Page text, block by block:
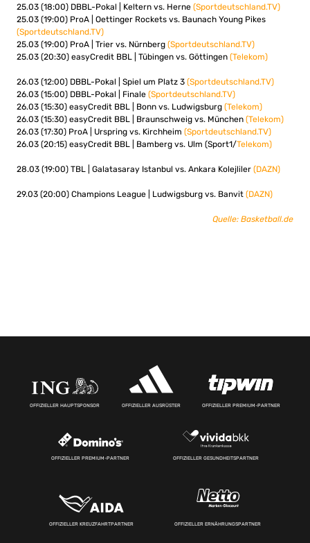
25.03 (18:00) DBBL-Pokal | Keltern vs. Herne (Sportdeutschland.TV)
25.03 (19:00) ProA | Oettinger Rockets vs. Baunach Young Pikes
(Sportdeutschland.TV)
25.03 (19:00) ProA | Trier vs. Nürnberg (Sportdeutschland.TV)
25.03 (20:30) easyCredit BBL | Tübingen vs. Göttingen (Telekom)
26.03 (12:00) DBBL-Pokal | Spiel um Platz 3 (Sportdeutschland.TV)
26.03 (15:00) DBBL-Pokal | Finale (Sportdeutschland.TV)
26.03 (15:30) easyCredit BBL | Bonn vs. Ludwigsburg (Telekom)
26.03 (15:30) easyCredit BBL | Braunschweig vs. München (Telekom)
26.03 (17:30) ProA | Urspring vs. Kirchheim (Sportdeutschland.TV)
26.03 (20:15) easyCredit BBL | Bamberg vs. Ulm (Sport1/Telekom)
28.03 (19:00) TBL | Galatasaray Istanbul vs. Ankara Kolejliler (DAZN)
29.03 (20:00) Champions League | Ludwigsburg vs. Banvit (DAZN)
Quelle: Basketball.de
OFFIZIELLER HAUPTSPONSOR OFFIZIELLER AUSRÜSTER OFFIZIELLER PREMIUM-PARTNER
OFFIZIELLER PREMIUM-PARTNER OFFIZIELLER GESUNDHEITSPARTNER
OFFIZIELLER KREUZFAHRTPARTNER OFFIZIELLER ERNÄHRUNGSPARTNER